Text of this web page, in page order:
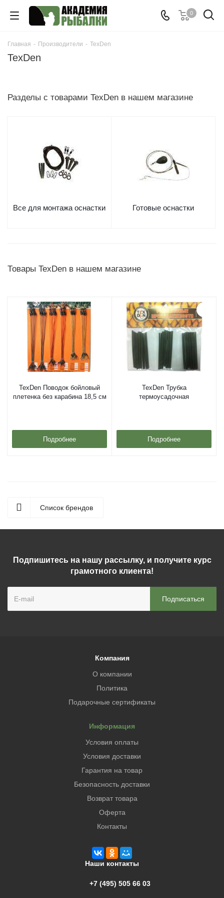
0
Главная - Производители - TexDen
TexDen
Разделы с товарами TexDen в нашем магазине
Все для монтажа оснастки Готовые оснастки
Товары TexDen в нашем магазине
TexDen Поводок бойловый
плетенка без карабина 18,5 см
Подробнее
TexDen Трубка
термоусадочная
Подробнее
Список брендов
Подпишитесь на нашу рассылку, и получите курс
грамотного клиента!
Компания
О компании
Политика
Подарочные сертификаты
Информация
Условия оплаты
Условия доставки
Гарантия на товар
Безопасность доставки
Возврат товара
Оферта
Контакты
Наши контакты
+7 (495) 505 66 03